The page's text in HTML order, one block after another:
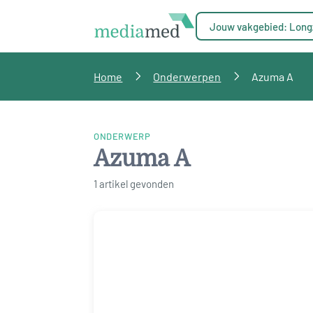
Jouw vakgebied:
Home Onderwerpen Azuma A
ONDERWERP
Azuma A
1 artikel gevonden